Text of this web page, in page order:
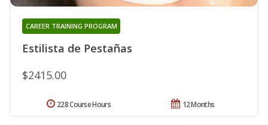
Estilista de Pestañas
CAREER TRAINING PROGRAM
$2415.00
12 Months
228 Course Hours